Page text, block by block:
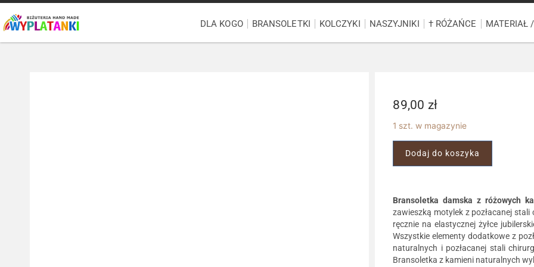
DLA KOGO BRANSOLETKI KOLCZYKI NASZYJNIKI † RÓŻAŃCE MATERIAŁ
89,00 zł
1 szt. w magazynie
Dodaj do koszyka
Bransoletka damska z różowych
zawieszką motylek z pozłacanej
ręcznie na elastycznej żyłce
Wszystkie elementy dodatkowe z
naturalnych i pozłacanej stali
Bransoletka z kamieni naturalnych